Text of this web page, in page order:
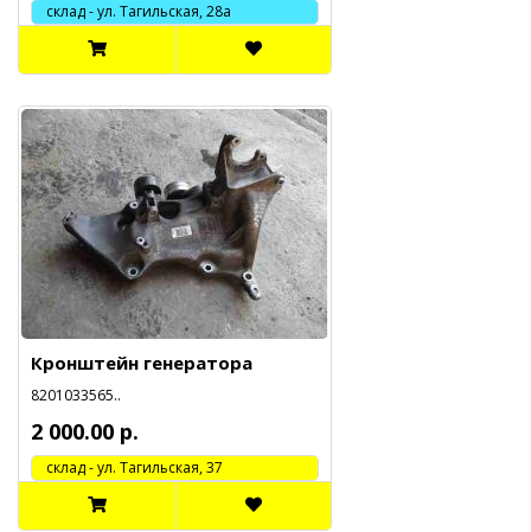
склад - ул. Тагильская, 28а
Кронштейн генератора
8201033565..
2 000.00 р.
cклад - ул. Тагильская, 37